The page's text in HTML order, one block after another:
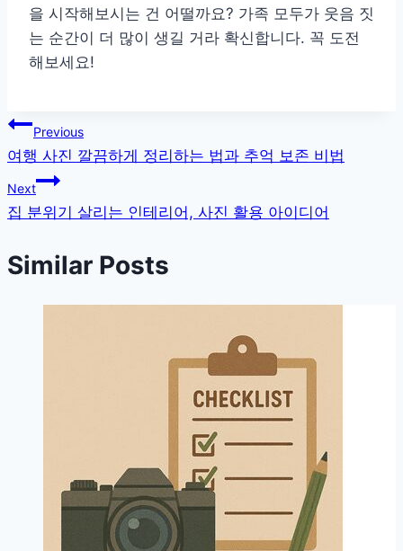
을 시작해보시는 건 어떨까요? 가족 모두가 웃음 짓
는 순간이 더 많이 생길 거라 확신합니다. 꼭 도전
해보세요!
글
탐
색
Previous
여행 사진 깔끔하게 정리하는 법과 추억 보존 비법
Next
집 분위기 살리는 인테리어, 사진 활용 아이디어
Similar Posts